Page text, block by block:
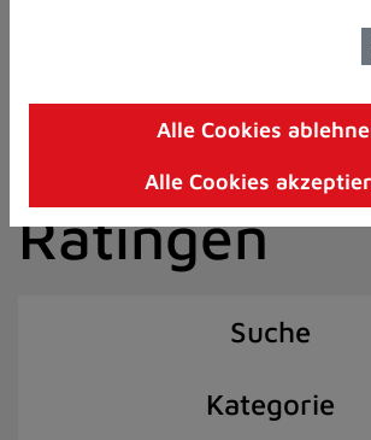
8)
I)
der Stadt
Ratingen
Suche
Kategorie
Alle Cookies
Alle Cookies